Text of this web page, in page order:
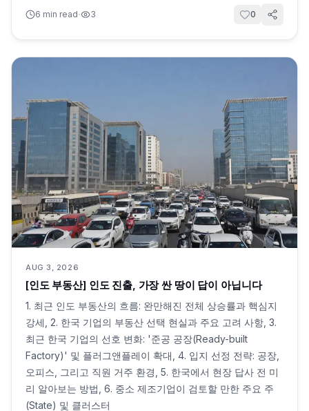
6 min read· 3 0
AUG 3, 2026
[인도 부동산] 인도 진출, 가장 싼 땅이 답이 아닙니다
1. 최근 인도 부동산의 흐름: 완만해진 전체 상승률과 핵심지
강세, 2. 한국 기업의 부동산 선택 현실과 주요 고려 사항, 3.
최근 한국 기업의 선호 변화: '준공 공장(Ready-built
Factory)' 및 플러그앤플레이 확대, 4. 입지 선정 전략: 공장,
오피스, 그리고 직원 거주 환경, 5. 한국에서 현장 답사 전 미
리 알아보는 방법, 6. 중소 제조기업이 검토할 만한 주요 주
(State) 및 클러스터